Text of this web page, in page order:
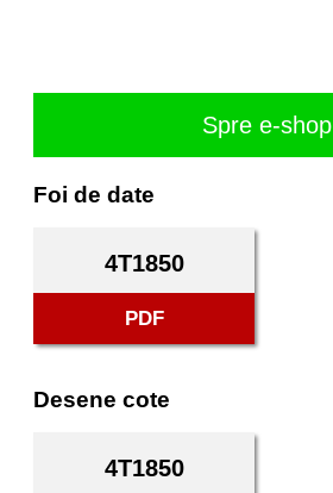
Spre e-shop
Foi de date
4T1850
PDF
Desene cote
4T1850